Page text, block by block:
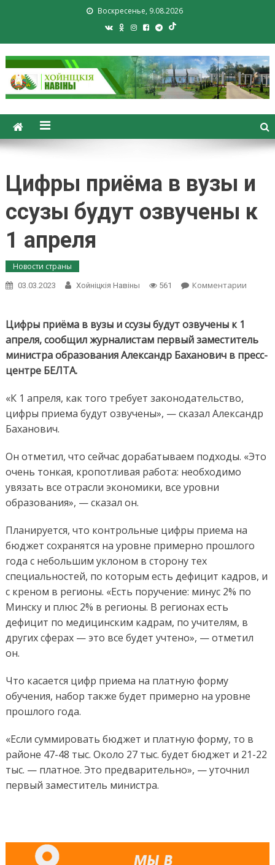
Воскресенье, 9.08.2026
Хойники. Хойнiцкiя навiны.
Новости Хойник. Районная
Цифры приёма в вузы и
ссузы будут озвучены к
1 апреля
Новости страны
03.03.2023 Хойнiцкiя Навiны 561 Комментарииon
и
ссузы
апреля
Цифры приёма в вузы и ссузы будут озвучены к 1
апреля, сообщил журналистам первый заместитель
министра образования Александр Баханович в пресс-
центре БЕЛТА.
«К 1 апреля, как того требует законодательство,
цифры приема будут озвучены», — сказал Александр
Баханович.
Он отметил, что сейчас дорабатываем подходы. «Это
очень тонкая, кропотливая работа: необходимо
увязать все отрасли экономики, все уровни
образования», — сказал он.
Планируется, что контрольные цифры приема на
бюджет сохранятся на уровне примерно прошлого
года с небольшим уклоном в сторону тех
специальностей, по которым есть дефицит кадров, и
с креном в регионы. «Есть поручение: минус 2% по
Минску и плюс 2% в регионы. В регионах есть
дефицит по медицинским кадрам, по учителям, в
других сферах — это все будет учтено», — отметил
он.
Что касается цифр приема на платную форму
обучения, набор также будет примерно на уровне
прошлого года.
«Если суммировать бюджет и платную форму, то в
районе 47-48 тыс. Около 27 тыс. будет бюджет и 21-22
тыс. — платное. Это предварительно», — уточнил
первый заместитель министра.